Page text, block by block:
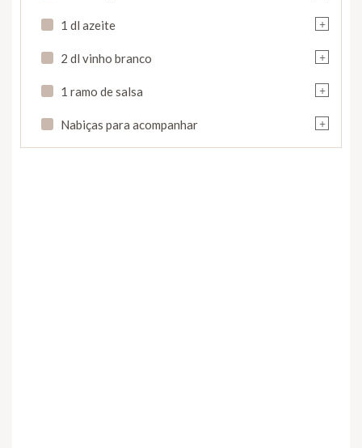
+
1 dl azeite
+
2 dl vinho branco
+
1 ramo de salsa
+
Nabiças para acompanhar